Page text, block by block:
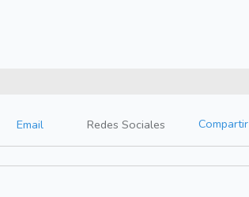
Email Redes Sociales Compartir